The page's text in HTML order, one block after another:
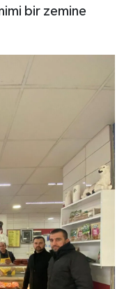
bir zemine